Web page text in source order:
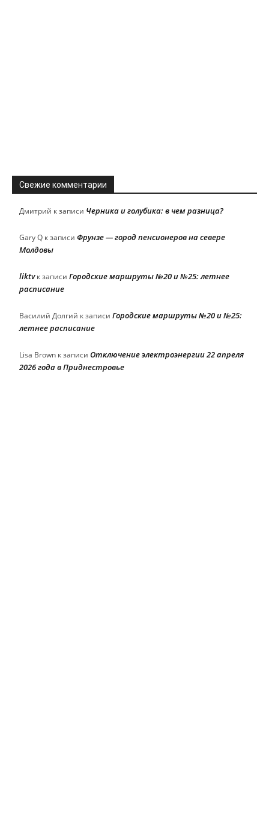
Свежие комментарии
Дмитрий к записи Черника и голубика: в чем разница?
Gary Q к записи Фрунзе — город пенсионеров на севере
Молдовы
liktvк записи Городские маршруты №20 и №25: летнее
расписание
Василий Долгий к записи Городские маршруты №20 и №25:
летнее расписание
Lisa Brown к записи Отключение электроэнергии 22 апреля
2026 года в Приднестровье